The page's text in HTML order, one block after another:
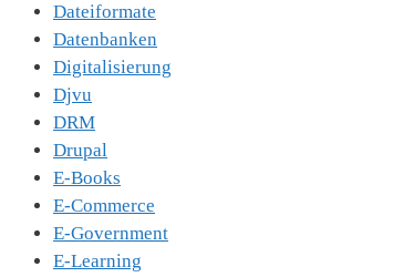
Dateiformate
Datenbanken
Digitalisierung
Djvu
DRM
Drupal
E-Books
E-Commerce
E-Government
E-Learning